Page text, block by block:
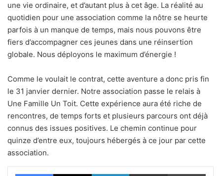
une vie ordinaire, et d’autant plus à cet âge. La réalité au
quotidien pour une association comme la nôtre se heurte
parfois à un manque de temps, mais nous pouvons être
fiers d’accompagner ces jeunes dans une réinsertion
globale. Nous déployons le maximum d’énergie !
Comme le voulait le contrat, cette aventure a donc pris fin
le 31 janvier dernier. Notre association passe le relais à
Une Famille Un Toit. Cette expérience aura été riche de
rencontres, de temps forts et plusieurs parcours ont déjà
connus des issues positives. Le chemin continue pour
quinze d’entre eux, toujours hébergés à ce jour par cette
association.
Facebook X Linkedin Partager par email